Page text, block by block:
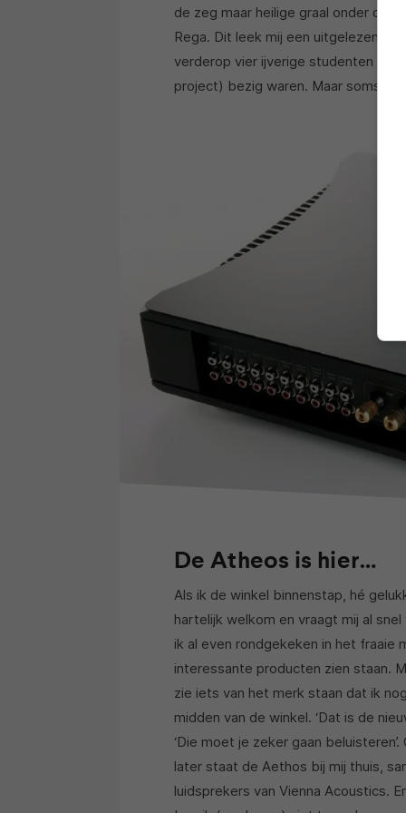
de zeg maar heilige graal onder de
Rega. Dit leek mij een uitgelezen
verderop vier ijverige studenten tot
project) bezig waren. Maar soms
De Atheos is hier…
Als ik de winkel binnenstap, hé
hartelijk welkom en vraagt mij al
ik al even rondgekeken in het fraaie
interessante producten zien staan.
zie iets van het merk staan dat ik
midden van de winkel. ‘Dat is de
‘Die moet je zeker gaan
later staat de Aethos bij mij thuis,
luidsprekers van Vienna Acoustics.